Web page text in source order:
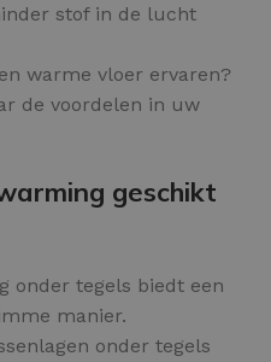
stof in de lucht
warme vloer ervaren?
de voordelen in uw
geschikt
onder tegels biedt een
manier.
onder tegels